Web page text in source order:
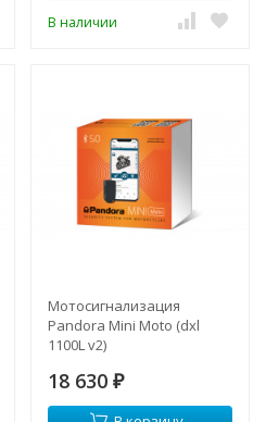
В наличии
Мотосигнализация
Pandora Mini Moto (dxl
1100L v2)
18 630 ₽